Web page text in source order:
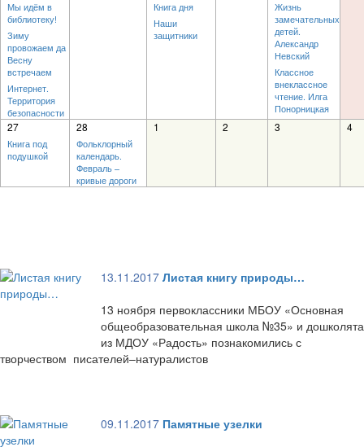
Мы идём в
библиотеку!
Зиму
провожаем да
Весну
встречаем
Интернет.
Территория
безопасности
Книга дня
Наши
защитники
Жизнь
замечательных
детей.
Александр
Невский
Классное
внеклассное
чтение. Илга
Понорницкая
27
Книга под
подушкой
28
Фольклорный
календарь.
Февраль –
кривые дороги
1 2 3 4
13.11.2017 Листая книгу природы…
13 ноября первоклассники МБОУ «Основная
общеобразовательная школа №35» и дошколята
из МДОУ «Радость» познакомились с
творчеством писателей–натуралистов
09.11.2017 Памятные узелки